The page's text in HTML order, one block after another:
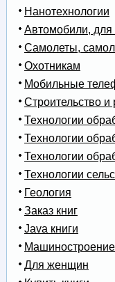
Нанотехнологии
Автомобили, для
Самолеты,
Охотникам
Мобильные
Строительство и
Технологии
Технологии
Технологии
Технологии
Геология
Заказ книг
Java книги
Машиностроение
Для женщин